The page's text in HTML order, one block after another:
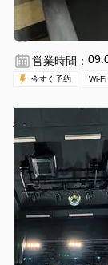
新栄町駅 徒歩2
1時間〜
営業時間：
今すぐ予約 Wi-Fi
世界アイドル共和
世界アイドル共和